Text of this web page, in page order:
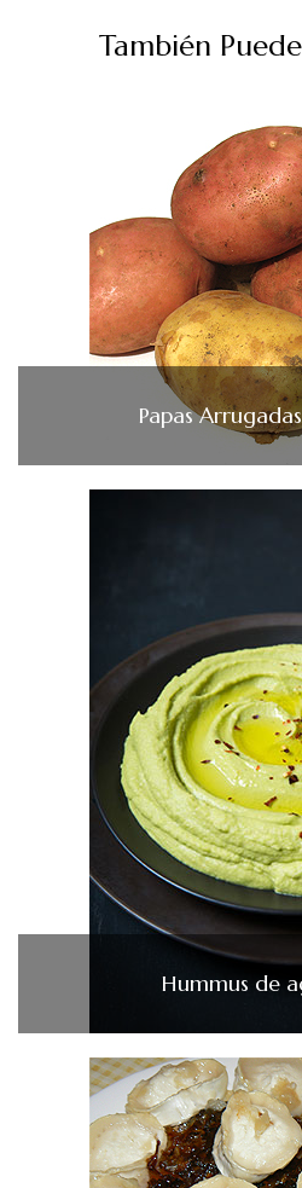
También
Papas
Hummus de